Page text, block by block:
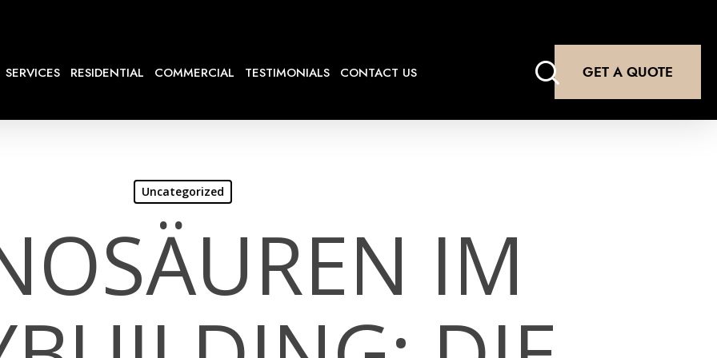
SERVICES RESIDENTIAL COMMERCIAL TESTIMONIALS CONTACT US GET A QUOTE
search
Uncategorized
IM